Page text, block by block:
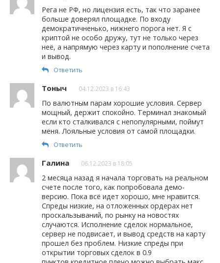
Рега не РФ, но лицензия есть, так что заранее
больше доверял площадке. По входу
демократичненько, нижнего порога нет. Я с
криптой не особо дружу, тут не только через
неё, а напрямую через карту и пополнение счета
и вывод.
Ответить
Тоныч 04.12.2023 в 16:43
По валютным парам хорошие условия. Сервер
мощный, держит спокойно. Терминал знакомый
если кто сталкивался с непопулярными, поймут
меня. Лояльные условия от самой площадки.
Ответить
Галина 06.12.2023 в 18:05
2 месяца назад я начала торговать на реальном
счете после того, как попробовала демо-
версию. Пока всё идет хорошо, мне нравится.
Спреды низкие, на отложенных ордерах нет
проскальзываний, по рынку на новостях
случаются. Исполнение сделок нормальное,
сервер не подвисает, и вывод средств на карту
прошел без проблем. Низкие спреды при
открытии торговых сделок в 0.9